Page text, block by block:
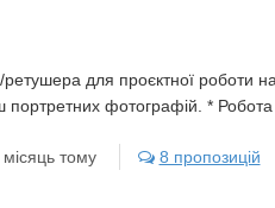
ретушера для проєктної роботи
портретних фотографій. *
тому 8 пропозицій